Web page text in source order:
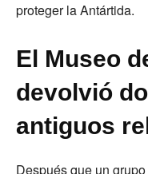
proteger la Antártida.
El Museo
devolvió
antiguos
Después que un